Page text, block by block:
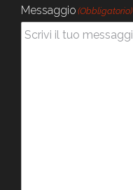
Messaggio (Obbligatorio)